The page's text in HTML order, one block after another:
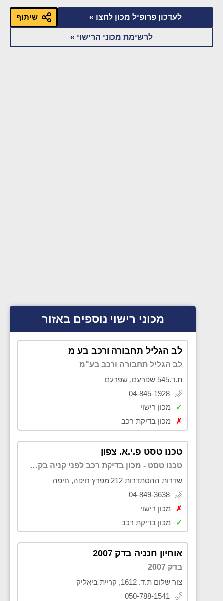
לעדכון פרופיל מכון לחצו »
לרשימת מכוני הרישוי »
שיתוף
מכוני רישוי נוספים באזור
לב הגליל תחבורה ורכב בע מ
לב הגליל תחבורה ורכב בע"מ
ת.ד.545 שפרעם, שפרעם
04-845-1928
✓
מכון רישוי
✗
מכון בדיקת רכב
טכנו טסט פ.י.א. צפון
טכנו טסט - מכון בדיקת רכב לפני קניה בקריות
שדרות ההסתדרות 212 מפרץ חיפה, חיפה
04-849-3638
✗
מכון רישוי
✓
מכון בדיקת רכב
אוחיון חנניה בדק 2007
בדק 2007
צור שלום ת.ד. 1612, קריית ביאליק
050-788-1541